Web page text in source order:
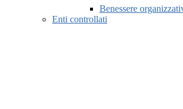
Benessere
Enti controllati